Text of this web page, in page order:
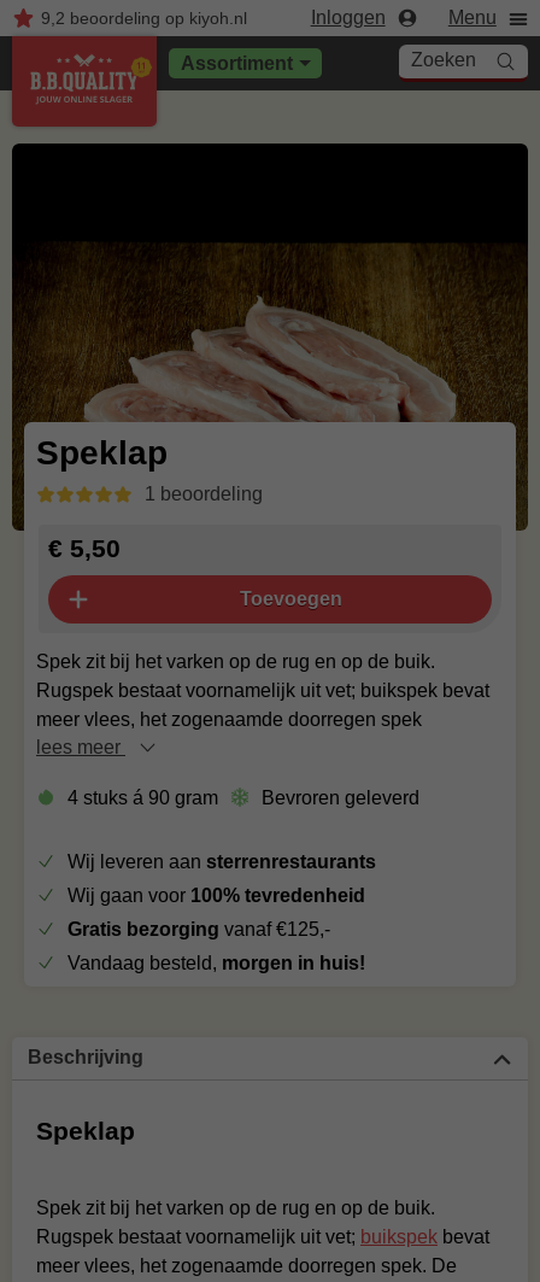
9,2 beoordelingop kiyoh.nl Inloggen Menu
Assortiment Zoeken
Speklap
1 beoordeling
Spek zit bij het varken op de rug en op de buik.
Rugspek bestaat voornamelijk uit vet; buikspek bevat
meer vlees, het zogenaamde doorregen spek
lees meer
4 stuks á 90 gram Bevroren geleverd
€ 5,50
Toevoegen
Wij leveren aan sterrenrestaurants
Wij gaan voor 100% tevredenheid
Gratis bezorging vanaf €125,-
Vandaag besteld, morgen in huis!
Beschrijving
Speklap
Spek zit bij het varken op de rug en op de buik.
Rugspek bestaat voornamelijk uit vet; buikspek bevat
meer vlees, het zogenaamde doorregen spek. De